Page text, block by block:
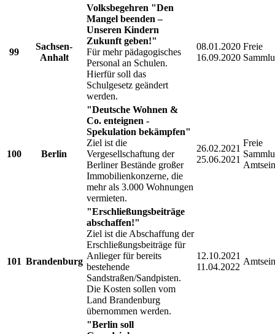
99
Sachsen-
Anhalt
Volksbegehren "Den
Mangel beenden –
Unseren Kindern
Zukunft geben!"
Für mehr pädagogisches
Personal an Schulen.
Hierfür soll das
Schulgesetz geändert
werden.
08.01.2020
16.09.2020
Freie
100 Berlin
"Deutsche Wohnen &
Co. enteignen -
Spekulation bekämpfen"
Ziel ist die
Vergesellschaftung der
Berliner Bestände großer
Immobilienkonzerne, die
mehr als 3.000 Wohnungen
vermieten.
26.02.2021
25.06.2021
Freie
101 Brandenburg
"Erschließungsbeiträge
abschaffen!"
Ziel ist die Abschaffung der
Erschließungsbeiträge für
Anlieger für bereits
bestehende
Sandstraßen/Sandpisten.
Die Kosten sollen vom
Land Brandenburg
übernommen werden.
12.10.2021
11.04.2022
"Berlin soll